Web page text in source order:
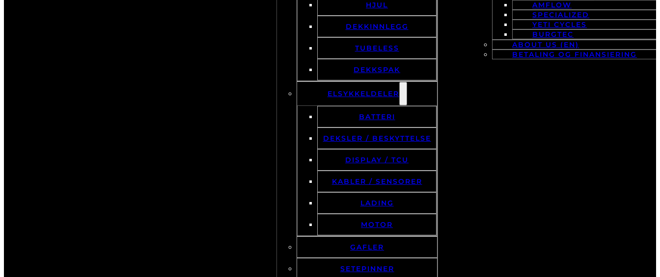
HJUL
DEKKINNLEGG
TUBELESS
DEKKSPAK
ELSYKKELDELER
BATTERI
DEKSLER / BESKYTTELSE
DISPLAY / TCU
KABLER / SENSORER
LADING
MOTOR
GAFLER
SETEPINNER
AMFLOW
SPECIALIZED
YETI CYCLES
BURGTEC
ABOUT US (EN)
BETALING OG FINANSIERING